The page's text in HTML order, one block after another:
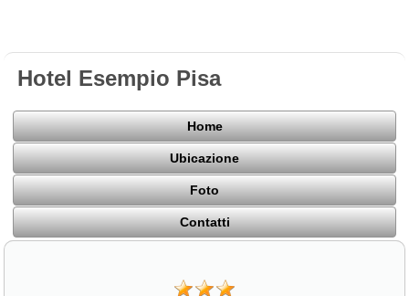
Hotel Esempio Pisa
Home
Ubicazione
Foto
Contatti